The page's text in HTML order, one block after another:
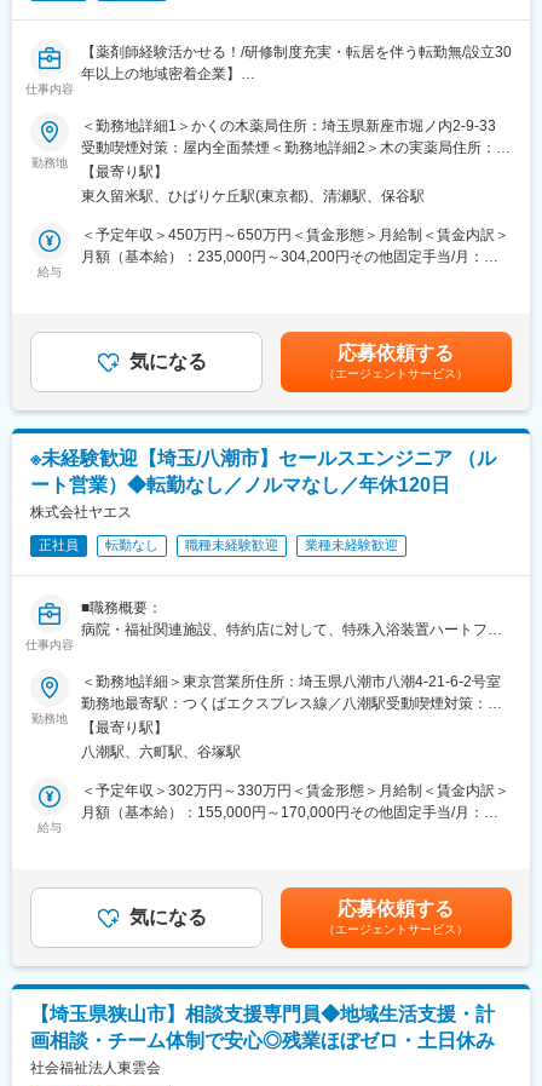
・入居相談対応、施設見学対応
※営業スタイル：既存7割／新規3割
施設長・看護管理者・介護管理者と連携しながら、受け入れ体制
の調整を行います。単に入居を決めるのではなく、現場が無理な
くケアを提供できる状態をつくることが重要な役割です。
入居数・見学数・稼働率などの数値を確認しながら、入居促進の
改善施策を実行します。
地域連携職は、単なる営業ではありません。
稼働率や入居数といった数値を通して、施設運営に直接関わるポ
ジションです。施設長や管理者と連携しながら「受け入れ体制の
調整」「地域医療との関係構築」「入居促進の改善」など、施設
を支える役割を担います。
【教育体制】
OJTや現場での指導を通じて、地域連携業務のスキルを高められ
る環境です
整備
地域連携部門のリーダー・責任者として全国規模の組織運営に関
与可能
変更の範囲：会社の定める業務
仕事内容
【薬剤師経験活かせる！/研修制度充実・転居を伴う転勤無/設立30
年以上の地域密着企業】
■業務概要：
高齢化を迎えた現在の地域で人々が安心・安全に暮らしていくた
めに、私たちに貢献できることを考え、地域のかかりつけ薬剤師
として、メディカルパートナーとして、そ質の高い支援の実現を
目指している当社にて薬剤師を募集致します。
■具体的には：
・処方箋調剤
・セルフメディケーション支援
・地域住民対象の薬についての相談会や他職種に向けた研修会の
講師
・新卒学生採用のためのリクルータ活動
※在宅訪問時は、社有車を利用頂きます。
■配属先店舗：下記いずれかの店舗に配属されます。
・木の実薬局：埼玉県新座市本多1-3-9
・かくの木薬局 新堀店：埼玉県新座市新堀1-13-6
※各店舗には薬剤師が4～13名が在籍しております。全体で薬剤師
は30名在籍し約半数はパートの方です。年齢層は20代～60代、男
■研修はドイツへ。小さな薬局で大きく成長できる：
・薬剤師として、薬局に留まるばかりでなく広い視野を持ってほ
しい。そんな思いから、かくの木では5年目以上の中堅社員の薬剤
修を実施しています。
・医薬分業発祥の地であるドイツで、医師や薬剤師の役割につい
・月平均残業は15時間程度です。その為、仕事とプライベートを
両立しやすい環境です。
■同社について：
・創業当時から、働きやすさを重視してきました。完全週休二
日、年間休日は120日以上。薬局勤務の当番で休日出勤した際は
しっかり振替休日をとれますし、有給休暇も取得しやすい環境で
す。※有給取得率70％
勤務地
＜勤務地詳細1＞かくの木薬局住所：埼玉県新座市堀ノ内2-9-33
受動喫煙対策：屋内全面禁煙＜勤務地詳細2＞木の実薬局住所：新
座市本多1-3-9 受動喫煙対策：屋内全面禁煙＜勤務地詳細3＞かく
の木薬局 新堀店住所：埼玉県新座市新堀1-13-6 受動喫煙対策：屋
【最寄り駅】
東久留米駅、ひばりケ丘駅(東京都)、清瀬駅、保谷駅
給与
＜予定年収＞450万円～650万円＜賃金形態＞月給制＜賃金内訳＞
月額（基本給）：235,000円～304,200円その他固定手当/月：
40,000円賃金はあくまでも目安の金額であり、選考を通じて上下
する可能性があります。月給(月額)は固定手当を含めた表記です。
気になる 応募依頼する
（エージェントサービス）
※未経験歓迎【埼玉/八潮市】セールスエンジニア （ル
ート営業）◆転勤なし／ノルマなし／年休120日
株式会社ヤエス
正社員 転勤なし 職種未経験歓迎 業種未経験歓迎
仕事内容
■職務概要：
病院・福祉関連施設、特約店に対して、特殊入浴装置ハートフル
担当していただきます。
提案先は医療・福祉法人の理事長や施設長・事務長といった施設
責任者、理学療法士や介護福祉士といったエキスパート職、特約
店の経営者・営業など多岐に渡ります。
■職務詳細：
・納入先の既存顧客のアフターフォロー・メンテナンス
・施工業者との打ち合わせ
多くなります。
※上記の通り、営業活動だけでなくメンテナンス業務も合わせてご
担当いただきます。
案を行います。また商品設置時に現場確認や作業、施工業者と打
ち合わせで技術的な話ができるよう、まずはメンテナンスを通じ
て商品知識を習得頂きます。
勤務地
＜勤務地詳細＞東京営業所住所：埼玉県八潮市八潮4-21-6-2号室
勤務地最寄駅：つくばエクスプレス線／八潮駅受動喫煙対策：屋
内全面禁煙変更の範囲：無
【最寄り駅】
八潮駅、六町駅、谷塚駅
給与
＜予定年収＞302万円～330万円＜賃金形態＞月給制＜賃金内訳＞
月額（基本給）：155,000円～170,000円その他固定手当/月：
無＞有＜残業手当＞有＜給与補足＞※給与詳細は経験・能力を考慮
し、相談の上決定します。■調整給：5,000円～50,000円■昇給随
時■賞与：年2回賃金はあくまでも目安の金額であり、選考を通じ
て上下する可能性があります。月給(月額)は固定手当を含めた表記
です。
気になる 応募依頼する
（エージェントサービス）
【埼玉県狭山市】相談支援専門員◆地域生活支援・計
画相談・チーム体制で安心◎残業ほぼゼロ・土日休み
社会福祉法人東雲会